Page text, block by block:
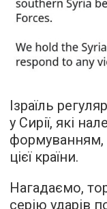
Ізраїль
у Сирії, які
формуванням,
цієї країни.
Нагадаємо,
серію ударів